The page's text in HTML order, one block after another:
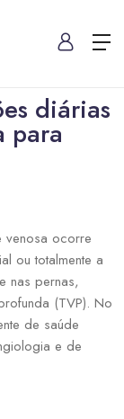
diárias
para
venosa ocorre
ou totalmente a
nas pernas,
(TVP). No
de saúde
e de